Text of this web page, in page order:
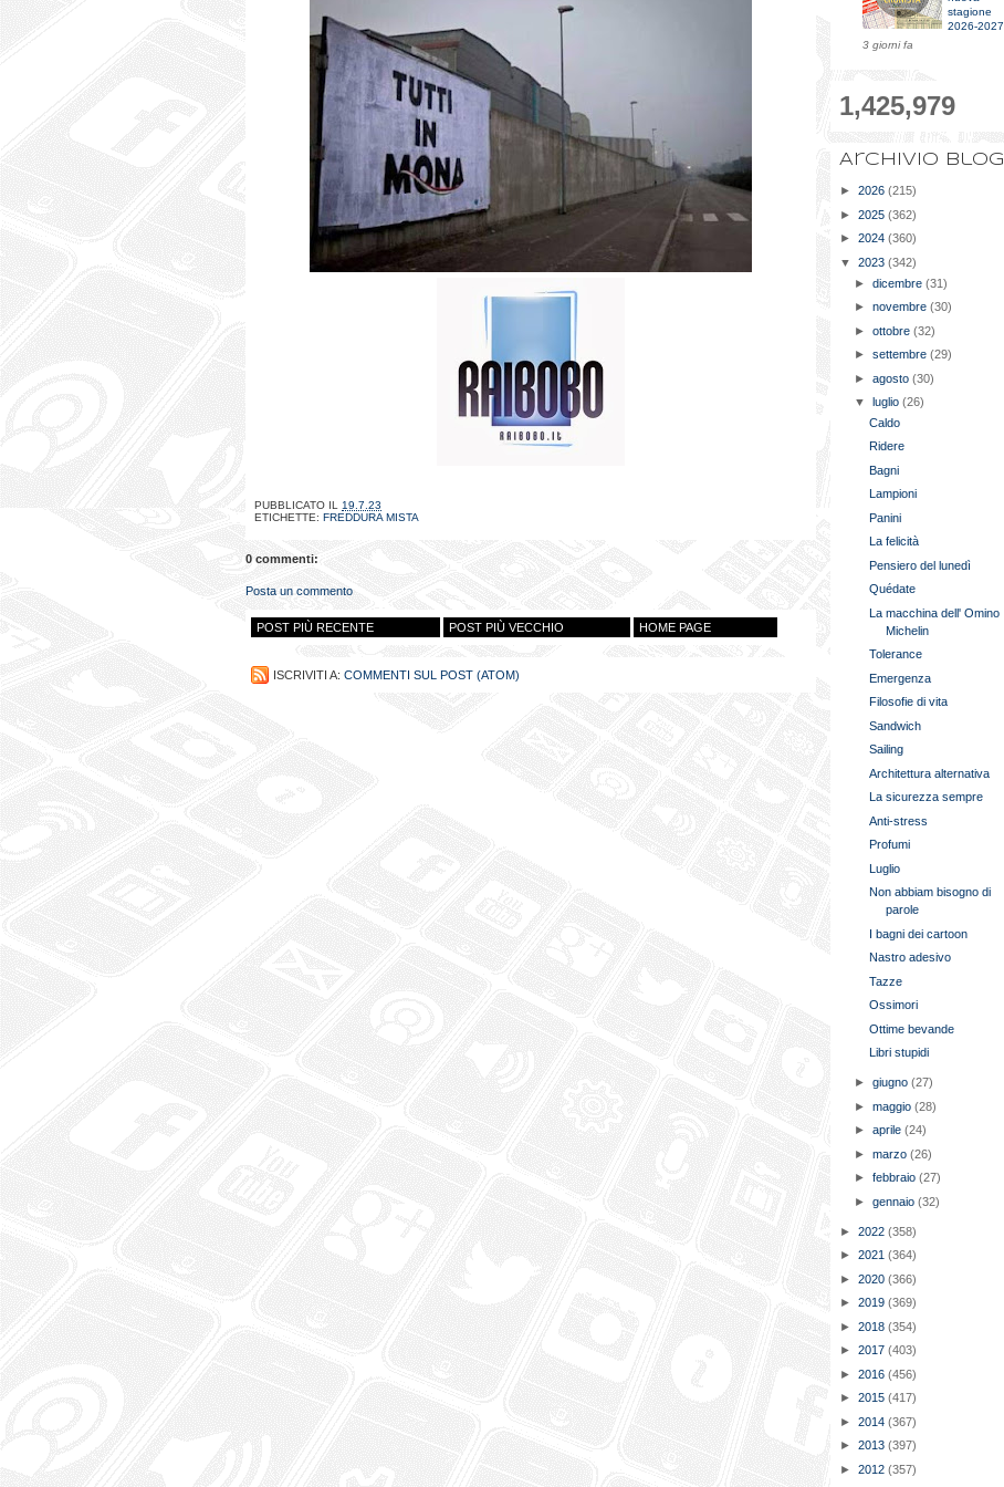
PUBBLICATO IL 19.7.23
ETICHETTE: FREDDURA MISTA
0 commenti:
Posta un commento
POST PIÙ RECENTE POST PIÙ VECCHIO HOME PAGE
ISCRIVITI A: COMMENTI SUL POST (ATOM)
stagione
2026-2027
3 giorni fa
1,425,979
Archivio blog
► 2026 (215)
► 2025 (362)
► 2024 (360)
▼ 2023 (342)
►dicembre(31)
►novembre(30)
►ottobre(32)
►settembre(29)
►agosto(30)
▼luglio(26)
Caldo
Ridere
Bagni
Lampioni
Panini
La felicità
Pensiero del lunedì
Quédate
La macchina dell' Omino
Michelin
Tolerance
Emergenza
Filosofie di vita
Sandwich
Sailing
Architettura alternativa
La sicurezza sempre
Anti-stress
Profumi
Luglio
Non abbiam bisogno di
parole
I bagni dei cartoon
Nastro adesivo
Tazze
Ossimori
Ottime bevande
Libri stupidi
►giugno(27)
►maggio(28)
►aprile(24)
►marzo(26)
►febbraio(27)
►gennaio(32)
► 2022 (358)
► 2021 (364)
► 2020 (366)
► 2019 (369)
► 2018 (354)
► 2017 (403)
► 2016 (456)
► 2015 (417)
► 2014 (367)
► 2013 (397)
► 2012 (357)